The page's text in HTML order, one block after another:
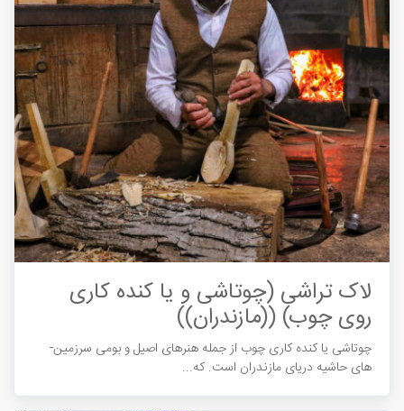
لاک تراشی (چوتاشی و یا کنده کاری
روی چوب) ((مازندران))
های حاشیه دریای مازندران است. که...